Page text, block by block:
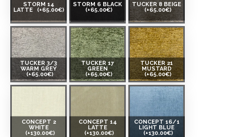
STORM 14
LATTE
(+65.00€)
STORM 6 BLACK
(+65.00€)
TUCKER 8 BEIGE
(+65.00€)
TUCKER 3/3
WARM GREY
(+65.00€)
TUCKER 17
GREEN
(+65.00€)
TUCKER 21
MUSTARD
(+65.00€)
CONCEPT 2
WHITE
(+130.00€)
CONCEPT 14
LATTE
(+130.00€)
CONCEPT 16/1
LIGHT BLUE
(+130.00€)